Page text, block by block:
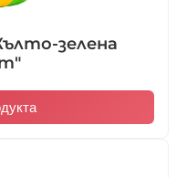
зелена